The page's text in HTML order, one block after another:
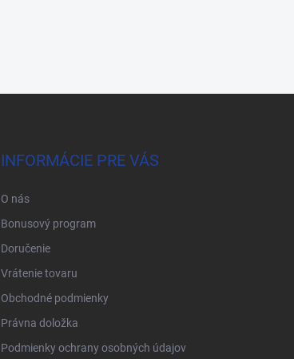
INFORMÁCIE PRE VÁS
O nás
Bonusový program
Doručenie
Vrátenie tovaru
Obchodné podmienky
Právna doložka
Podmienky ochrany osobných údajov